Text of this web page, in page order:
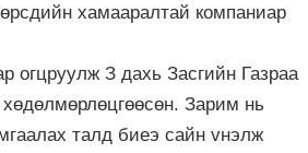
хамааралтай компаниар
огцруулж З дахь Засгийн Газраа
Зарим нь
талд биеэ сайн vнэлж